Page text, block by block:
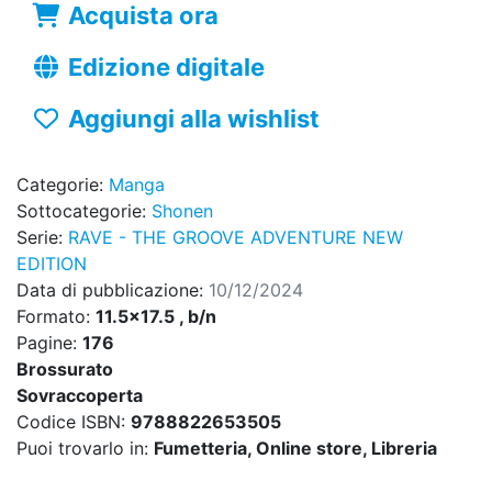
Acquista ora
Edizione digitale
Aggiungi alla wishlist
Categorie: Manga
Sottocategorie: Shonen
Serie: RAVE - THE GROOVE ADVENTURE NEW
EDITION
Data di pubblicazione: 10/12/2024
Formato: 11.5x17.5 , b/n
Pagine: 176
Brossurato
Sovraccoperta
Codice ISBN: 9788822653505
Puoi trovarlo in: Fumetteria, Online store, Libreria